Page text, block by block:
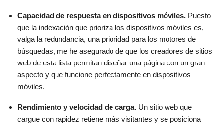
Capacidad de respuesta en dispositivos móviles. Puesto
que la indexación que prioriza los dispositivos móviles es,
valga la redundancia, una prioridad para los motores de
búsquedas, me he asegurado de que los creadores de sitios
web de esta lista permitan diseñar una página con un gran
aspecto y que funcione perfectamente en dispositivos
móviles.
Rendimiento y velocidad de carga. Un sitio web que
cargue con rapidez retiene más visitantes y se posiciona